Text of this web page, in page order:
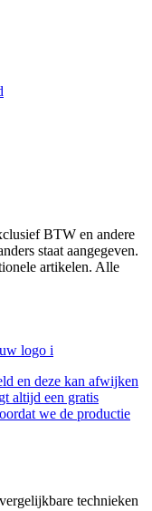
BTW en andere
staat aangegeven.
artikelen. Alle
logo i
en deze kan afwijken
altijd een gratis
we de productie
technieken